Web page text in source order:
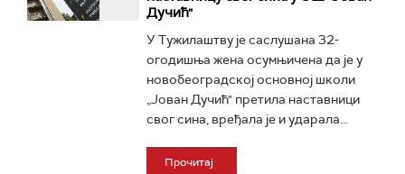
Дучић"
У Тужилаштву је саслушана 32-
огодишња жена осумњичена да је у
новобеоградској основној школи
„Јован Дучић" претила наставници
свог сина, вређала је и ударала...
Прочитај